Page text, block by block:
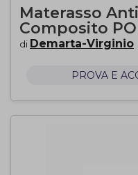
Materasso
Composito
di Demarta-Virginio
PROVA E